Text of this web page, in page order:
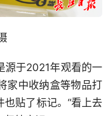
源于2021年观看的一
家中收纳盒等物品打
也贴了标记。“看上去